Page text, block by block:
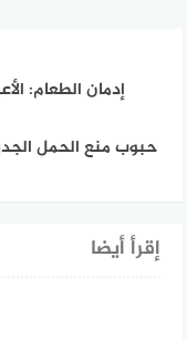
إدمان الطعام:
حبوب منع الحمل
إقرأ أيضا